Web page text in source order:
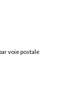
voie postale